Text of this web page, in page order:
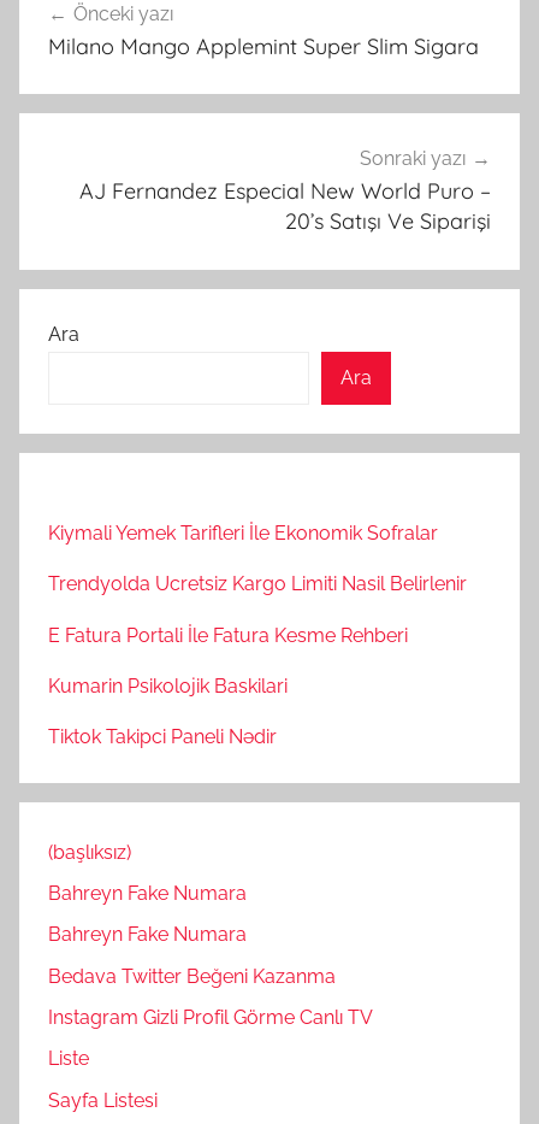
gezinmesi
Önceki yazı
Milano Mango Applemint Super Slim Sigara
Sonraki yazı
AJ Fernandez Especial New World Puro –
20’s Satışı Ve Siparişi
Ara
Ara
Kiymali Yemek Tarifleri İle Ekonomik Sofralar
Trendyolda Ucretsiz Kargo Limiti Nasil Belirlenir
E Fatura Portali İle Fatura Kesme Rehberi
Kumarin Psikolojik Baskilari
Tiktok Takipci Paneli Nədir
(başlıksız)
Bahreyn Fake Numara
Bahreyn Fake Numara
Bedava Twitter Beğeni Kazanma
Instagram Gizli Profil Görme Canlı TV
Liste
Sayfa Listesi